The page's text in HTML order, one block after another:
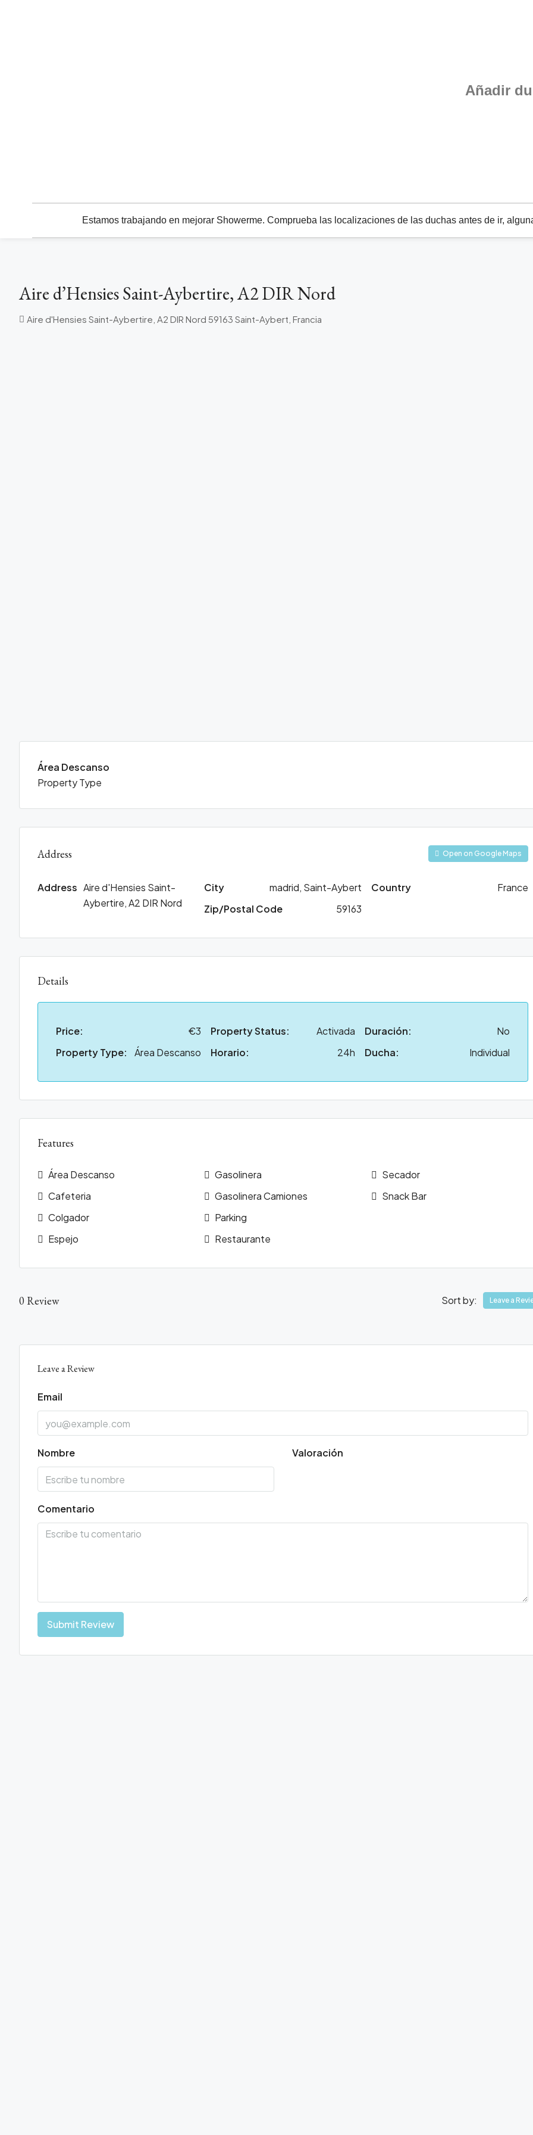
Añadir
Estamos trabajando en mejorar Showerme. Comprueba las localizaciones de las duchas antes de ir,
Aire d’Hensies Saint-Aybertire, A2 DIR Nord
Aire d'Hensies Saint-Aybertire, A2 DIR Nord 59163 Saint-Aybert, Francia
Área Descanso
Property Type
Address Open on Google Maps
Address Aire d'Hensies Saint-
Aybertire, A2 DIR Nord
City
madrid, Saint-Aybert
Zip/Postal Code
59163
Country France
Details
Price:
€3
Property Type:
Área Descanso
Property Status:
Activada
Horario:
24h
Duración:
No
Ducha:
Individual
Features
Área Descanso
Cafeteria
Colgador
Espejo
Gasolinera
Gasolinera Camiones
Parking
Restaurante
Secador
Snack Bar
0 Review Sort by: Leave a
Leave a Review
Email
Nombre Valoración
Comentario
Submit Review